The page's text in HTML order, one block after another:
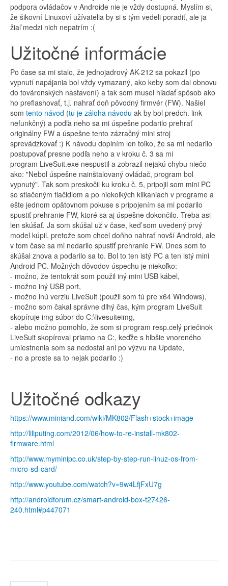
podpora ovládačov v Androide nie je vždy dostupná. Myslím si,
že šikovní Linuxoví užívatelia by si s tým vedeli poradiť, ale ja
žiaľ medzi nich nepatrím :(
Užitočné informácie
Po čase sa mi stalo, že jednojadrový AK-212 sa pokazil (po
vypnutí napájania bol vždy vymazaný, ako keby som dal obnovu
do továrenských nastavení) a tak som musel hľadať spôsob ako
ho preflashovať, t.j. nahrať doň pôvodný firmvér (FW). Našiel
som tento návod (tu je záloha návodu ak by bol predch. link
nefunkčný) a podľa neho sa mi úspešne podarilo prehrať
originálny FW a úspešne tento zázračný mini stroj
sprevádzkovať :) K návodu doplním len toľko, že sa mi nedarilo
postupovať presne podľa neho a v kroku č. 3 sa mi
program LiveSuit.exe nespustil a zobrazil nejakú chybu niečo
ako: "Nebol úspešne nainštalovaný ovládač, program bol
vypnutý". Tak som preskočil ku kroku č. 5, pripojil som mini PC
so stlačeným tlačidlom a po niekoľkých klikaniach v programe a
ešte jednom opätovnom pokuse s pripojením sa mi podarilo
spustiť prehranie FW, ktoré sa aj úspešne dokončilo. Treba asi
len skúšať. Ja som skúšal už v čase, keď som uvedený prvý
model kúpil, pretože som chcel doňho nahrať novší Android, ale
v tom čase sa mi nedarilo spustiť prehranie FW. Dnes som to
skúšal znova a podarilo sa to. Bol to ten istý PC a ten istý mini
Android PC. Možných dôvodov úspechu je niekoľko:
- možno, že tentokrát som použil iný mini USB kábel,
- možno iný USB port,
- možno inú verziu LiveSuit (použil som tú pre x64 Windows),
- možno som čakal správne dlhý čas, kým program LiveSuit
skopíruje img súbor do C:\livesuiteimg,
- alebo možno pomohlo, že som si program resp.celý priečinok
LiveSuit skopíroval priamo na C:, keďže s hlbšie vnoreného
umiestnenia som sa nedostal ani po výzvu na Update,
- no a proste sa to nejak podarilo :)
Užitočné odkazy
https://www.miniand.com/wiki/MK802/Flash+stock+image
http://liliputing.com/2012/06/how-to-re-install-mk802-
firmware.html
http://www.myminipc.co.uk/step-by-step-run-linuz-os-from-
micro-sd-card/
http://www.youtube.com/watch?v=9w4LfjFxU7g
http://androidforum.cz/smart-android-box-t27426-
240.html#p447071